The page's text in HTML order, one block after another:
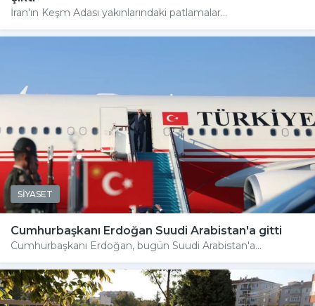
İran'ın Keşm Adası yakınlarındaki patlamalar...
SİYASET
Cumhurbaşkanı Erdoğan Suudi Arabistan'a gitti
Cumhurbaşkanı Erdoğan, bugün Suudi Arabistan'a...